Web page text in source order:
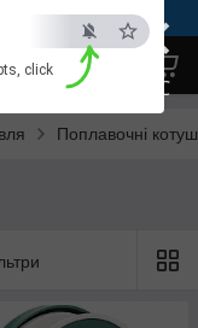
×
ESC
click
Поплавочні